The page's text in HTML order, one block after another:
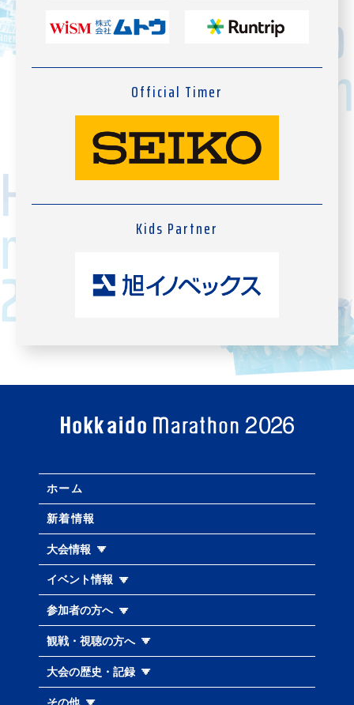
Official Timer
Kids Partner
ホーム
新着情報
大会情報
イベント情報
参加者の方へ
観戦・視聴の方へ
大会の歴史・記録
その他